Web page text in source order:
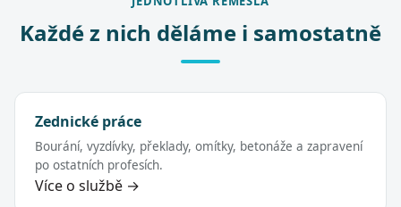
Každé z nich děláme i samostatně
Zednické práce
Bourání, vyzdívky, překlady, omítky, betonáže a zapravení
po ostatních profesích.
Více o službě →